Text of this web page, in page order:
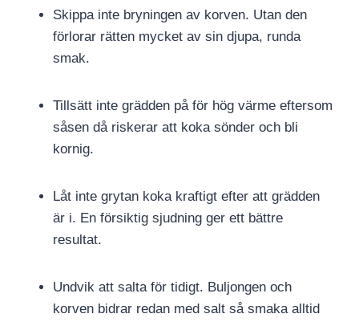
Skippa inte bryningen av korven. Utan den
förlorar rätten mycket av sin djupa, runda
smak.
Tillsätt inte grädden på för hög värme eftersom
såsen då riskerar att koka sönder och bli
kornig.
Låt inte grytan koka kraftigt efter att grädden
är i. En försiktig sjudning ger ett bättre
resultat.
Undvik att salta för tidigt. Buljongen och
korven bidrar redan med salt så smaka alltid